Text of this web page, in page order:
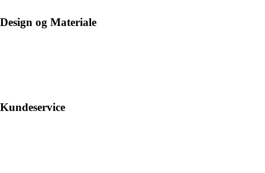
Design og Materiale
Kundeservice